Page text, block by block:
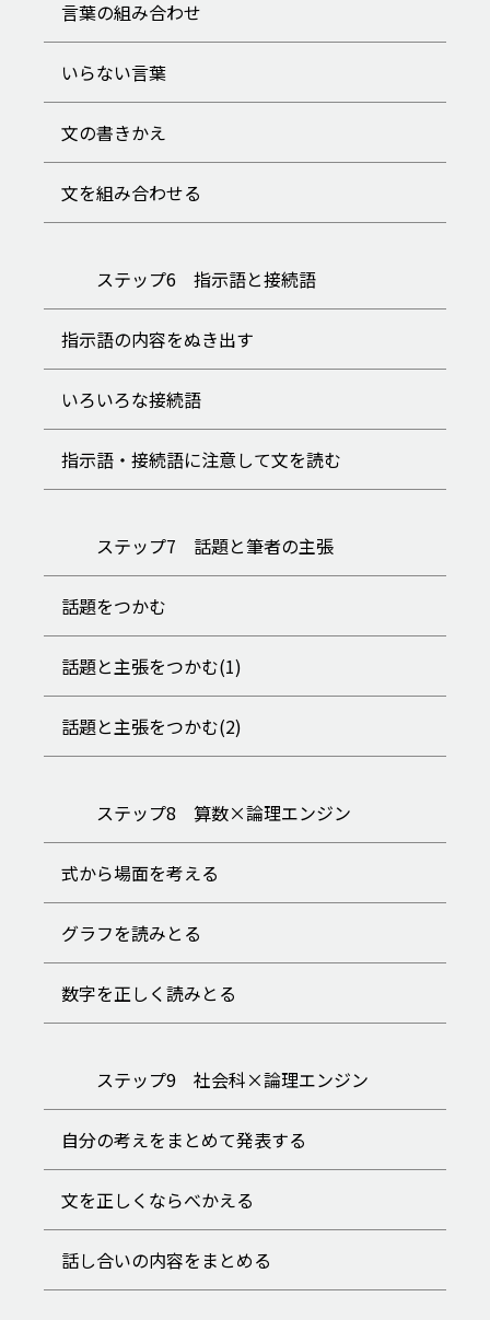
言葉の組み合わせ
いらない言葉
文の書きかえ
文を組み合わせる
ステップ6 指示語と接続語
指示語の内容をぬき出す
いろいろな接続語
指示語・接続語に注意して文を読む
ステップ7 話題と筆者の主張
話題をつかむ
話題と主張をつかむ(1)
話題と主張をつかむ(2)
ステップ8 算数×論理エンジン
式から場面を考える
グラフを読みとる
数字を正しく読みとる
ステップ9 社会科×論理エンジン
自分の考えをまとめて発表する
文を正しくならべかえる
話し合いの内容をまとめる